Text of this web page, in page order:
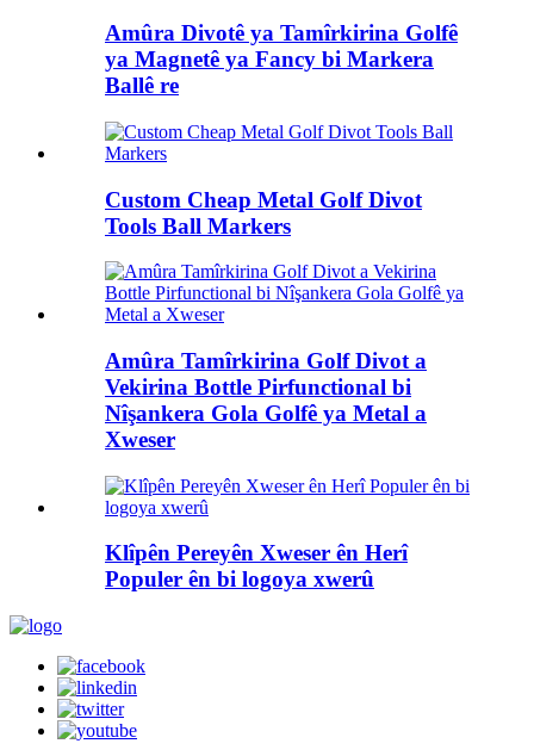
Amûra Divotê ya Tamîrkirina Golfê
ya Magnetê ya Fancy bi Markera
Ballê re
Custom Cheap Metal Golf Divot
Tools Ball Markers
Amûra Tamîrkirina Golf Divot a
Vekirina Bottle Pirfunctional bi
Nîşankera Gola Golfê ya Metal a
Xweser
Klîpên Pereyên Xweser ên Herî
Populer ên bi logoya xwerû